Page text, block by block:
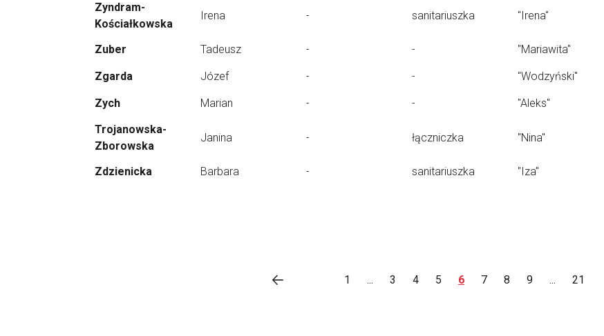
Zyndram-
Kościałkowska
Irena - sanitariuszka "Irena"
Zuber Tadeusz - - "Mariawita"
Zgarda Józef - - "Wodzyński"
Zych Marian - - "Aleks"
Trojanowska-
Zborowska
Janina - łączniczka "Nina"
Zdzienicka Barbara - sanitariuszka "Iza"
1 ... 3 4 5 6 7 8 9 ... 21